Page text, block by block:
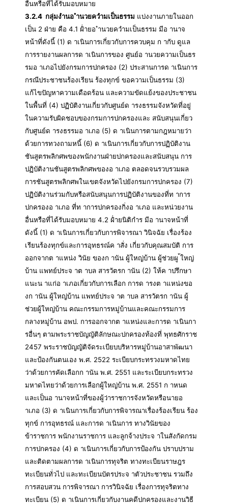
อื่นหรือที่ได้รับมอบหมาย
3.2.4 กลุ่มงำนอ ำนวยควำมเป็นธรรม แบ่งงานภายในออก
เป็น 2 ฝ่าย คือ 4.1 ฝ่ำยอ ำนวยควำมเป็นธรรม มีอ านาจ
หน้าที่ดังนี้ (1) ด าเนินการเกี่ยวกับการควบคุม ก ากับ ดูแล
การรายงานผลการด าเนินการของ ศูนย์อ านวยความเป็นธร
รมอ าเภอไปยังกรมการปกครอง (2) ประสานการด าเนินการ
กรณีประชาชนร้องเรียน ร้องทุกข์ ขอความเป็นธรรม (3)
แก้ไขปัญหาความเดือดร้อน และความขัดแย้งของประชาชน
ในพื้นที่ (4) ปฏิบัติงานเกี่ยวกับศูนย์ด ารงธรรมจังหวัดที่อยู่
ในความรับผิดชอบของกรมการปกครองและ สนับสนุนเกี่ยว
กับศูนย์ด ารงธรรมอ าเภอ (5) ด าเนินการตามกฎหมายว่า
ด้วยการทวงถามหนี้ (6) ด าเนินการเกี่ยวกับการปฏิบัติงาน
ชันสูตรพลิกศพของพนักงานฝ่ายปกครองและสนับสนุน การ
ปฏิบัติงานชันสูตรพลิกศพของอ าเภอ ตลอดจนรวบรวมผล
การชันสูตรพลิกศพในเขตจังหวัดไปยังกรมการปกครอง (7)
ปฏิบัติงานร่วมกับหรือสนับสนุนการปฏิบัติงานของที่ท าการ
ปกครองอ าเภอ ที่ท าการปกครองกิ่งอ าเภอ และหน่วยงาน
อื่นหรือที่ได้รับมอบหมาย 4.2 ฝ่ำยนิติกำร มีอ านาจหน้าที่
ดังนี้ (1) ด าเนินการเกี่ยวกับการพิจารณา วินิจฉัย เรื่องร้อง
เรียนร้องทุกข์และการอุทธรณ์ค าสั่ง เกี่ยวกับคุณสมบัติ การ
ออกจากต าแหน่ง วินัย ของก านัน ผู้ใหญ่บ้าน ผู้ช่วยผู ้ใหญ่
บ้าน แพทย์ประจ าต าบล สารวัตรก านัน (2) ให้ค าปรึกษา
แนะน าแก่อ าเภอเกี่ยวกับการเลือก การด ารงต าแหน่งขอ
งก านัน ผู้ใหญ่บ้าน แพทย์ประจ าต าบล สารวัตรก านัน ผู้
ช่วยผู้ใหญ่บ้าน คณะกรรมการหมู่บ้านและคณะกรรมการ
กลางหมู่บ้าน อพป. การออกจากต าแหน่งและการด าเนินกา
รอื่นๆ ตามพระราชบัญญัติลักษณะปกครองท้องที่ พุทธศักราช
2457 พระราชบัญญัติจัดระเบียบบริหารหมู่บ้านอาสาพัฒนา
และป้องกันตนเอง พ.ศ. 2522 ระเบียบกระทรวงมหาดไทย
ว่าด้วยการคัดเลือกก านัน พ.ศ. 2551 และระเบียบกระทรวง
มหาดไทยว่าด้วยการเลือกผู้ใหญ่บ้าน พ.ศ. 2551 ก าหนด
และเป็นอ านาจหน้าที่ของผู้ว่าราชการจังหวัดหรือนายอ
าเภอ (3) ด าเนินการเกี่ยวกับการพิจารณาเรื่องร้องเรียน ร้อง
ทุกข์ การอุทธรณ์ และการด าเนินการ ทางวินัยของ
ข้าราชการ พนักงานราชการ และลูกจ้างประจ าในสังกัดกรม
การปกครอง (4) ด าเนินการเกี่ยวกับการป้องกัน ปราบปราม
และติดตามผลการด าเนินการทุจริต ทางทะเบียนราษฎร
ทะเบียนทั่วไป และทะเบียนบัตรประจ าตัวประชาชน รวมถึง
การสอบสวน การพิจารณา การวินิจฉัย เรื่องการทุจริตทาง
ทะเบียน (5) ด าเนินการเกี่ยวกับงานคดีปกครองและงานวิธี